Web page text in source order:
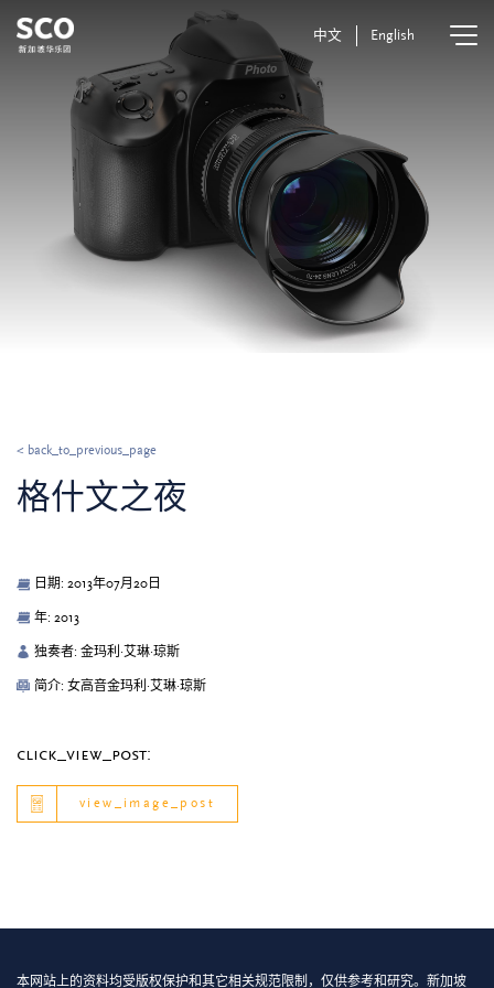
中文 English
< back_to_previous_page
格什文之夜
日期: 2013年07月20日
年: 2013
独奏者: 金玛利·艾琳·琼斯
简介: 女高音金玛利·艾琳·琼斯
click_view_post:
view_image_post
本网站上的资料均受版权保护和其它相关规范限制，仅供参考和研究。新加坡